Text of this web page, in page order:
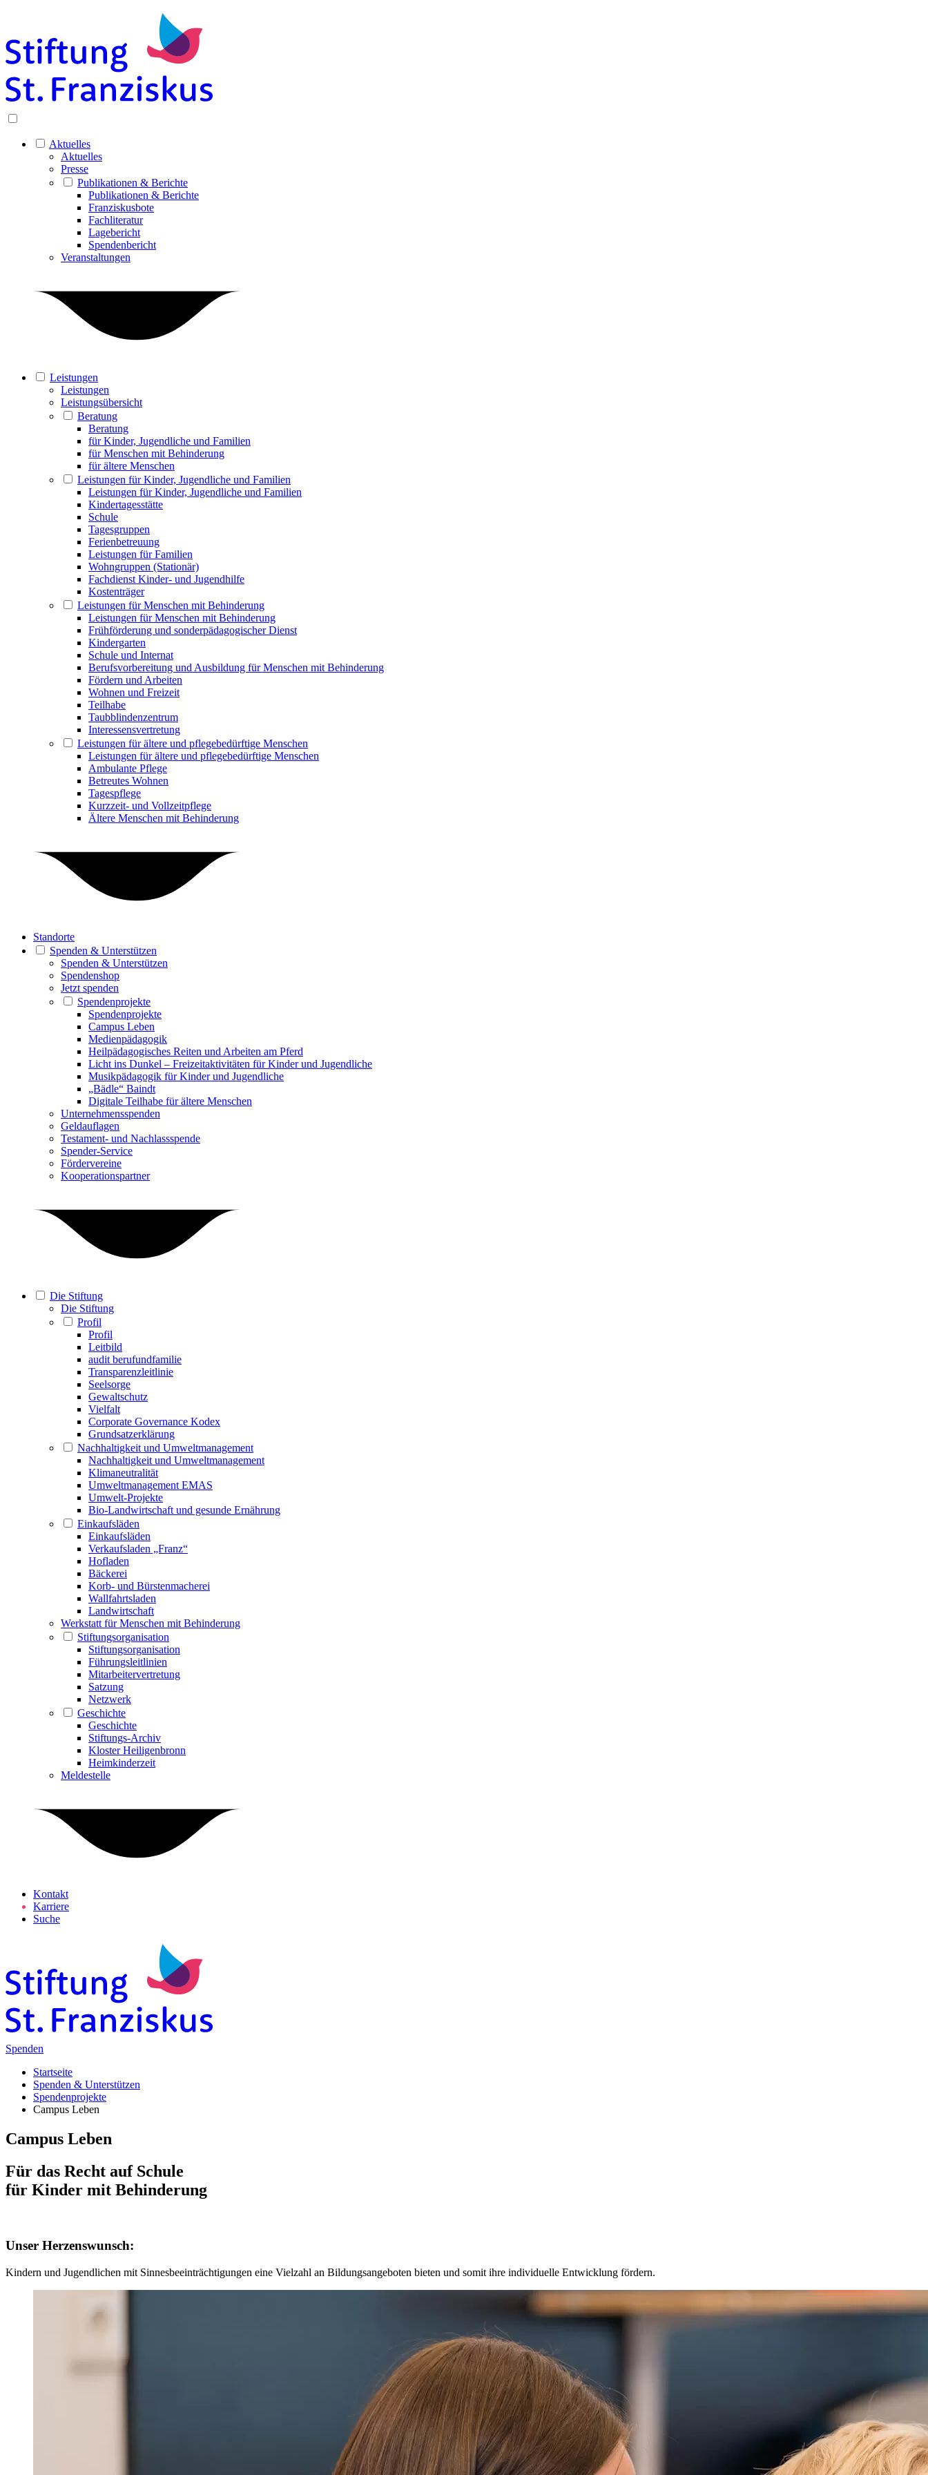
Aktuelles
Aktuelles
Presse
Publikationen & Berichte
Publikationen & Berichte
Franziskusbote
Fachliteratur
Lagebericht
Spendenbericht
Veranstaltungen
Leistungen
Leistungen
Leistungsübersicht
Beratung
Beratung
für Kinder, Jugendliche und Familien
für Menschen mit Behinderung
für ältere Menschen
Leistungen für Kinder, Jugendliche und Familien
Leistungen für Kinder, Jugendliche und Familien
Kindertagesstätte
Schule
Tagesgruppen
Ferienbetreuung
Leistungen für Familien
Wohngruppen (Stationär)
Fachdienst Kinder- und Jugendhilfe
Kostenträger
Leistungen für Menschen mit Behinderung
Leistungen für Menschen mit Behinderung
Frühförderung und sonderpädagogischer Dienst
Kindergarten
Schule und Internat
Berufsvorbereitung und Ausbildung für Menschen mit Behinderung
Fördern und Arbeiten
Wohnen und Freizeit
Teilhabe
Taubblindenzentrum
Interessensvertretung
Leistungen für ältere und pflegebedürftige Menschen
Leistungen für ältere und pflegebedürftige Menschen
Ambulante Pflege
Betreutes Wohnen
Tagespflege
Kurzzeit- und Vollzeitpflege
Ältere Menschen mit Behinderung
Standorte
Spenden & Unterstützen
Spenden & Unterstützen
Spendenshop
Jetzt spenden
Spendenprojekte
Spendenprojekte
Campus Leben
Medienpädagogik
Heilpädagogisches Reiten und Arbeiten am Pferd
Licht ins Dunkel – Freizeitaktivitäten für Kinder und Jugendliche
Musikpädagogik für Kinder und Jugendliche
„Bädle“ Baindt
Digitale Teilhabe für ältere Menschen
Unternehmensspenden
Geldauflagen
Testament- und Nachlassspende
Spender-Service
Fördervereine
Kooperationspartner
Die Stiftung
Die Stiftung
Profil
Profil
Leitbild
audit berufundfamilie
Transparenzleitlinie
Seelsorge
Gewaltschutz
Vielfalt
Corporate Governance Kodex
Grundsatzerklärung
Nachhaltigkeit und Umweltmanagement
Nachhaltigkeit und Umweltmanagement
Klimaneutralität
Umweltmanagement EMAS
Umwelt-Projekte
Bio-Landwirtschaft und gesunde Ernährung
Einkaufsläden
Einkaufsläden
Verkaufsladen „Franz“
Hofladen
Bäckerei
Korb- und Bürstenmacherei
Wallfahrtsladen
Landwirtschaft
Werkstatt für Menschen mit Behinderung
Stiftungsorganisation
Stiftungsorganisation
Führungsleitlinien
Mitarbeitervertretung
Satzung
Netzwerk
Geschichte
Geschichte
Stiftungs-Archiv
Kloster Heiligenbronn
Heimkinderzeit
Meldestelle
Kontakt
Karriere
Suche
Spenden
Startseite
Spenden & Unterstützen
Spendenprojekte
Campus Leben
Campus Leben
Für das Recht auf Schule
für Kinder mit Behinderung
Unser Herzenswunsch:
Kindern und Jugendlichen mit Sinnesbeeinträchtigungen eine Vielzahl an Bildungsangeboten bieten und somit ihre individuelle Entwicklung fördern.